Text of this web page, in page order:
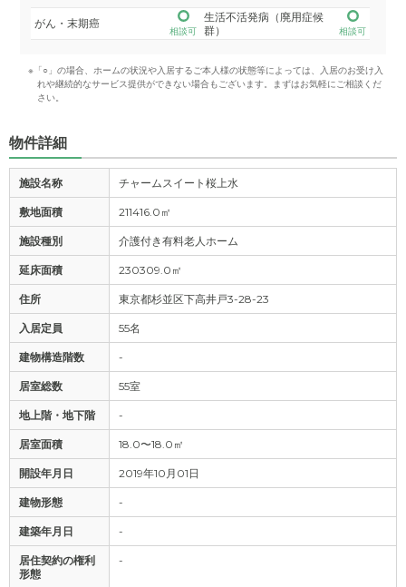
がん・末期癌
相談可
生活不活発病（廃用症候
群）
相談可
※「○」の場合、ホームの状況や入居するご本人様の状態等によっては、入居のお受け入
れや継続的なサービス提供ができない場合もございます。まずはお気軽にご相談くだ
さい。
物件詳細
施設名称 チャームスイート桜上水
敷地面積 211416.0㎡
施設種別 介護付き有料老人ホーム
延床面積 230309.0㎡
住所 東京都杉並区下高井戸3-28-23
入居定員 55名
建物構造階数 -
居室総数 55室
地上階・地下階 -
居室面積 18.0〜18.0㎡
開設年月日 2019年10月01日
建物形態 -
建築年月日 -
居住契約の権利
形態
-